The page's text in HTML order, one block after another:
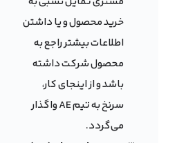
خرید محصول و یا داشتن
اطلاعات بیشتر راجع به
محصول شرکت داشته
باشد و از اینجای کار،
سرنخ به تیم AE واگذار
می‌گردد.